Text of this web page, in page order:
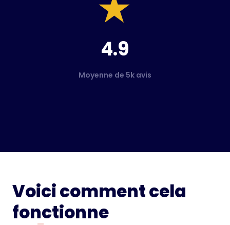
4.9
Moyenne de 5k avis
Voici comment cela
fonctionne